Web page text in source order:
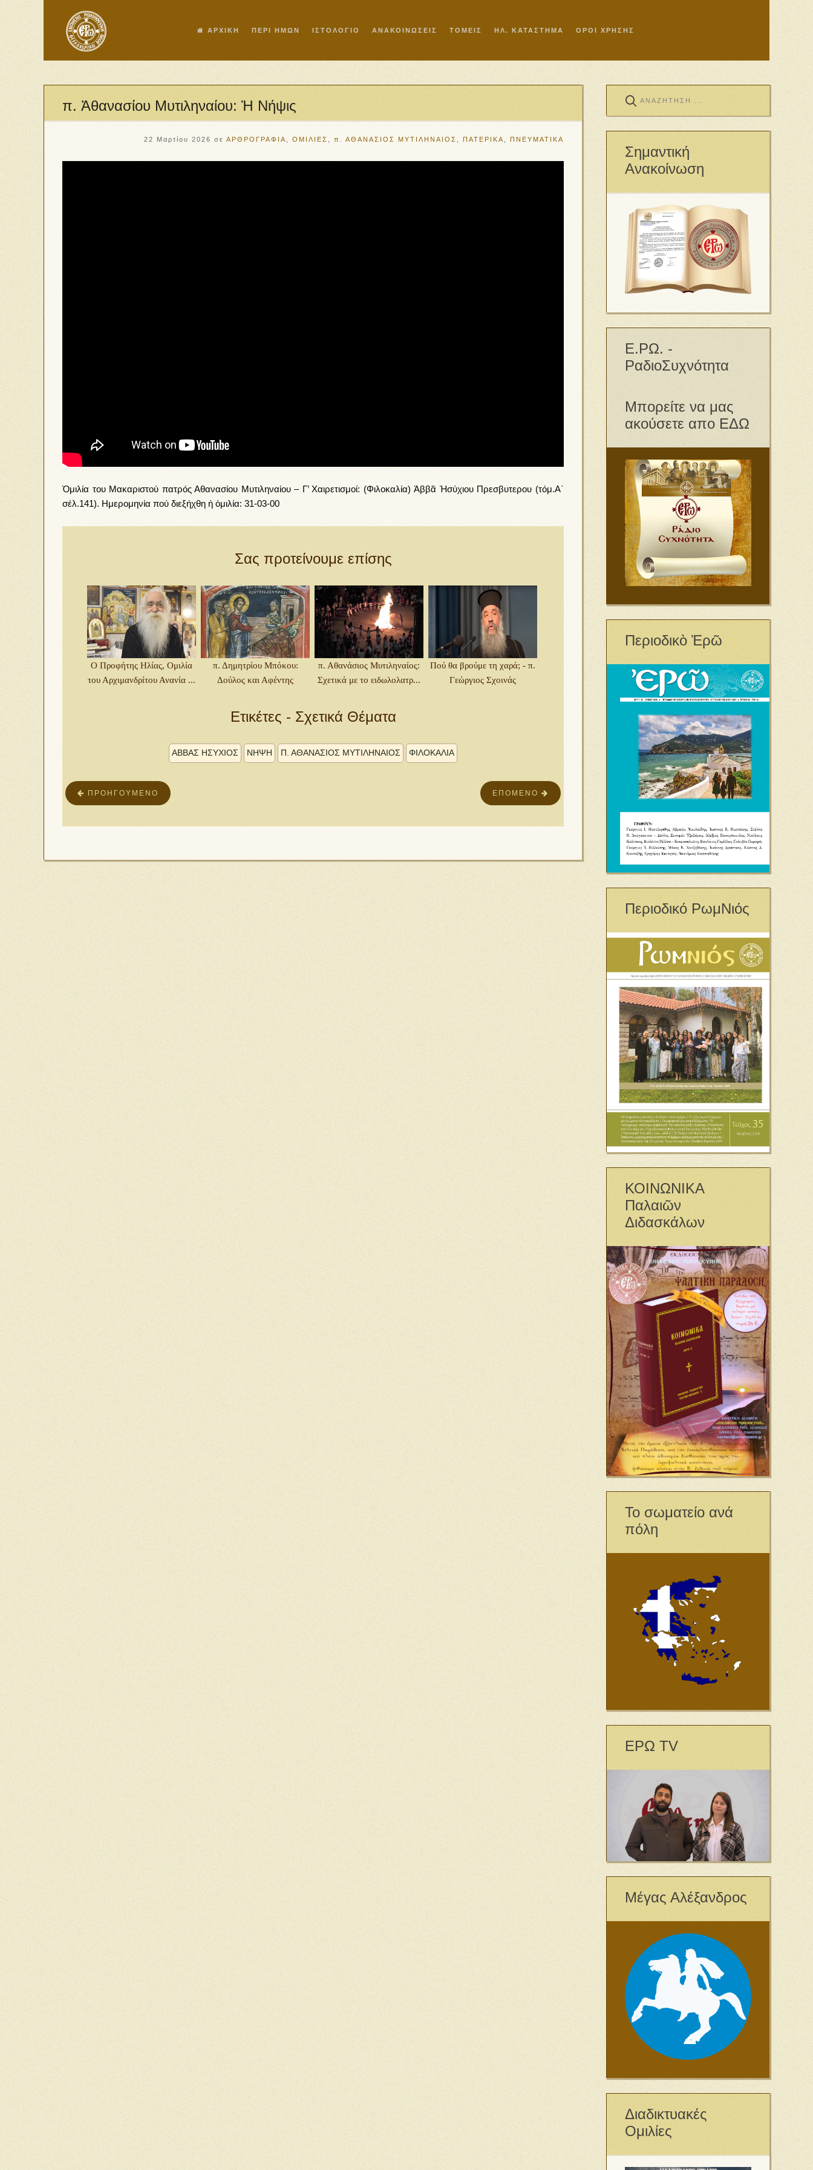
ΑΡΧΙΚΗ ΠΕΡΙ ΗΜΩΝ ΙΣΤΟΛΟΓΙΟ ΑΝΑΚΟΙΝΩΣΕΙΣ ΤΟΜΕΙΣ ΗΛ. ΚΑΤΑΣΤΗΜΑ ΟΡΟΙ ΧΡΗΣΗΣ
π. Ἀθανασίου Μυτιληναίου: Ἡ Νήψις
22 Μαρτίου 2026 σε ΑΡΘΡΟΓΡΑΦΙΑ ΟΜΙΛΙΕΣ π. ΑΘΑΝΑΣΙΟΣ ΜΥΤΙΛΗΝΑΙΟΣ ΠΑΤΕΡΙΚΑ ΠΝΕΥΜΑΤΙΚΑ
Ὁμιλία του Μακαριστού πατρός Αθανασίου Μυτιληναίου – Γ’ Χαιρετισμοί: (Φιλοκαλία) Ἀββᾶ Ἠσύχιου Πρεσβυτερου (τόμ.Α΄
σέλ.141). Ημερομηνία πού διεξήχθη ἡ ὁμιλία: 31-03-00
Σας προτείνουμε επίσης
Ο Προφήτης Ηλίας, Ομιλία
του Αρχιμανδρίτου Ανανία ...
π. Δημητρίου Μπόκου:
Δούλος και Αφέντης
π. Αθανάσιος Μυτιληναίος:
Σχετικά με το ειδωλολατρ...
Πού θα βρούμε τη χαρά; - π.
Γεώργιος Σχοινάς
Ετικέτες - Σχετικά Θέματα
ΑΒΒΑΣ ΗΣΥΧΙΟΣ ΝΗΨΗ Π. ΑΘΑΝΆΣΙΟΣ ΜΥΤΙΛΗΝΑΊΟΣ ΦΙΛΟΚΑΛΙΑ
ΕΠΌΜΕΝΟ
ΠΡΟΗΓΟΎΜΕΝΟ
Σημαντική
Ανακοίνωση
Ε.ΡΩ. -
ΡαδιοΣυχνότητα
Μπορείτε να μας
ακούσετε απο ΕΔΩ
Περιοδικὸ Ἐρῶ
Περιοδικό ΡωμΝιός
ΚΟΙΝΩΝΙΚΑ
Παλαιῶν
Διδασκάλων
Το σωματείο ανά
πόλη
ΕΡΩ TV
Μέγας Αλέξανδρος
Διαδικτυακές
Ομιλίες